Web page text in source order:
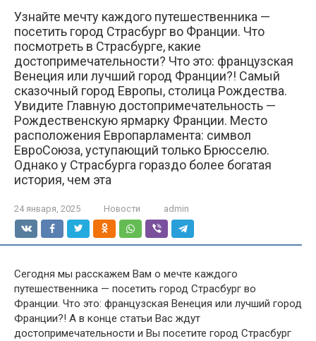
Узнайте мечту каждого путешественника —
посетить город Страсбург во Франции. Что
посмотреть в Страсбурге, какие
достопримечательности? Что это: французская
Венеция или лучший город Франции?! Самый
сказочный город Европы, столица Рождества.
Увидите Главную достопримечательность —
Рождественскую ярмарку Франции. Место
расположения Европарламента: символ
ЕвроСоюза, уступающий только Брюсселю.
Однако у Страсбурга гораздо более богатая
история, чем эта
24 января, 2025 Новости admin
Сегодня мы расскажем Вам о мечте каждого
путешественника — посетить город Страсбург во
Франции. Что это: французская Венеция или лучший город
Франции?! А в конце статьи Вас ждут
достопримечательности и Вы посетите город Страсбург